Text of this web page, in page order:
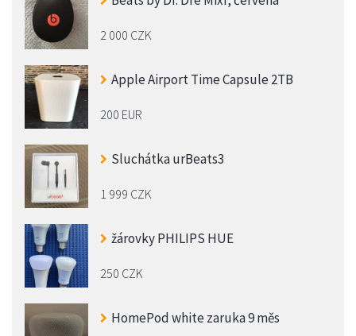
2 000 CZK
Apple Airport Time Capsule 2TB
200 EUR
Sluchátka urBeats3
1 999 CZK
žárovky PHILIPS HUE
250 CZK
HomePod white zaruka 9 měs